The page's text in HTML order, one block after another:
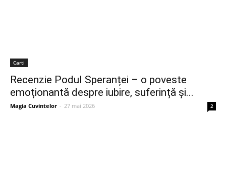
Carti
Recenzie Podul Speranței – o poveste
emoționantă despre iubire, suferință și...
Magia Cuvintelor - 27 mai 2026 2